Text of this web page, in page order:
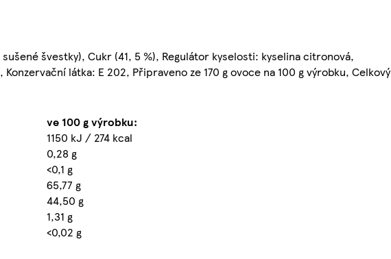
švestky), Cukr (41, 5 %), Regulátor kyselosti: kyselina citronová,
látka: E 202, Připraveno ze 170 g ovoce na 100 g výrobku, Celkový
ve 100 g výrobku:
1150 kJ / 274 kcal
0,28 g
<0,1 g
65,77 g
44,50 g
1,31 g
<0,02 g